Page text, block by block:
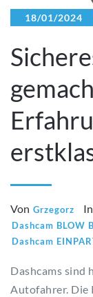
18/01/2024
Von Grzegorz In
Dashcam BLOW
Dashcam
Dashcams sind
Autofahrer. Die